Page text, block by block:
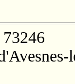
73246